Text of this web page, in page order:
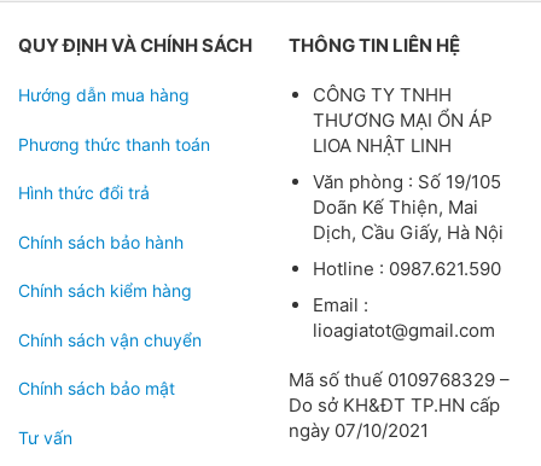
QUY ĐỊNH VÀ CHÍNH SÁCH
Hướng dẫn mua hàng
Phương thức thanh toán
Hình thức đổi trả
Chính sách bảo hành
Chính sách kiểm hàng
Chính sách vận chuyển
Chính sách bảo mật
Tư vấn
THÔNG TIN LIÊN HỆ
CÔNG TY TNHH
THƯƠNG MẠI ỔN ÁP
LIOA NHẬT LINH
Văn phòng : Số 19/105
Doãn Kế Thiện, Mai
Dịch, Cầu Giấy, Hà Nội
Hotline : 0987.621.590
Email :
lioagiatot@gmail.com
Mã số thuế 0109768329 –
Do sở KH&ĐT TP.HN cấp
ngày 07/10/2021